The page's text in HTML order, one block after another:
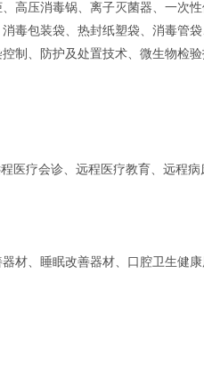
高压消毒锅、离子灭菌器、一次
毒包装袋、热封纸塑袋、消毒管
制、防护及处置技术、微生物检
医疗会诊、远程医疗教育、远程
材、睡眠改善器材、口腔卫生健